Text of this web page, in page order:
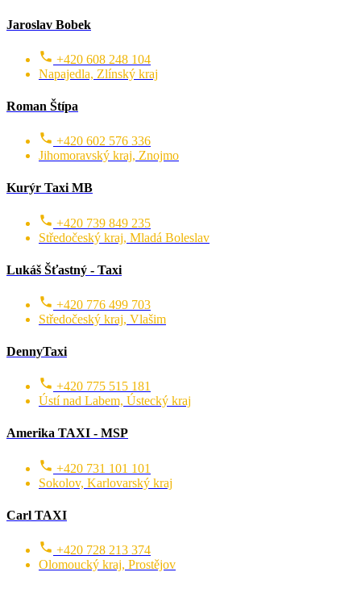
Jaroslav Bobek
+420 608 248 104
Napajedla, Zlínský kraj
Roman Štípa
+420 602 576 336
Jihomoravský kraj, Znojmo
Kurýr Taxi MB
+420 739 849 235
Středočeský kraj, Mladá Boleslav
Lukáš Šťastný - Taxi
+420 776 499 703
Středočeský kraj, Vlašim
DennyTaxi
+420 775 515 181
Ústí nad Labem, Ústecký kraj
Amerika TAXI - MSP
+420 731 101 101
Sokolov, Karlovarský kraj
Carl TAXI
+420 728 213 374
Olomoucký kraj, Prostějov